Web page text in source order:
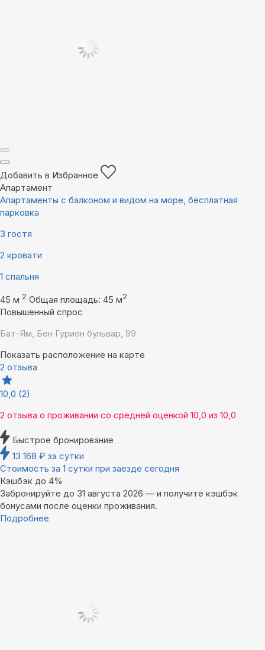
Добавить в Избранное
Апартамент
Апартаменты с балконом и видом на море, бесплатная
парковка
3 гостя
2 кровати
1 спальня
45 м 2 Общая площадь: 45 м2
Повышенный спрос
Бат-Ям, Бен Гурион бульвар, 99
Показать расположение на карте
2 отзыва
10,0 (2)
2 отзыва о проживании со средней оценкой 10,0 из 10,0
Быстрое бронирование
13 168 ₽ за сутки
Стоимость за 1 сутки при заезде сегодня
Кэшбэк до 4%
Забронируйте до 31 августа 2026 — и получите кэшбэк
бонусами после оценки проживания.
Подробнее